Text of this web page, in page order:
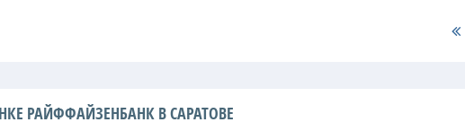
РАЙФФАЙЗЕНБАНК В САРАТОВЕ